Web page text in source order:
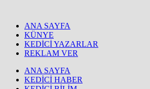
ANA SAYFA
KÜNYE
KEDİCİ YAZARLAR
REKLAM VER
ANA SAYFA
KEDİCİ HABER